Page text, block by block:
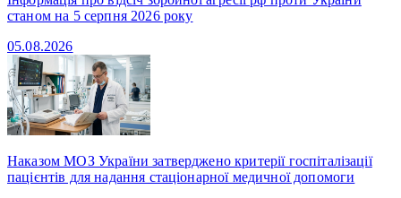
станом на 5 серпня 2026 року
05.08.2026
Наказом МОЗ України затверджено критерії госпіталізації
пацієнтів для надання стаціонарної медичної допомоги